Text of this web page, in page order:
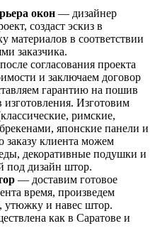
окон — дизайнер
создаст эскиз в
материалов в соответствии
заказчика.
согласования проекта
и заключаем договор
гарантию на пошив
Изготовим
римские,
японские панели и
заказу клиента можем
декоративные подушки и
под дизайн штор.
— доставим готовое
время, произведем
утюжку и навес штор.
как в Саратове и